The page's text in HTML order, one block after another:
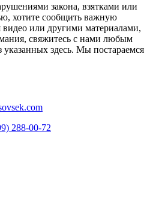
закона, взятками или
хотите сообщить важную
или другими материалами,
свяжитесь с нами любым
здесь. Мы постараемся
288-00-72